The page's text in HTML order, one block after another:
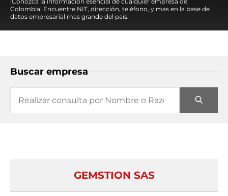
Colombia! Encuentre NIT, dirección, teléfono, y mas en la base de
datos empresarial mas grande del país.
Buscar empresa
GEMSTION SAS